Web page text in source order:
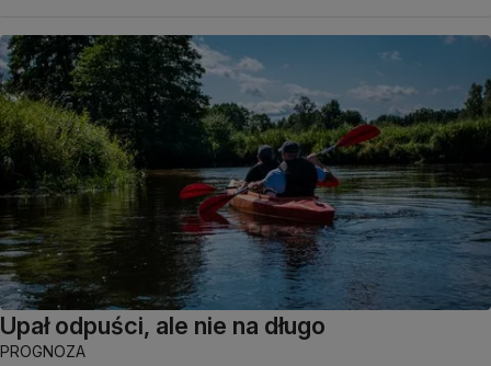
Upał odpuści, ale nie na długo
PROGNOZA